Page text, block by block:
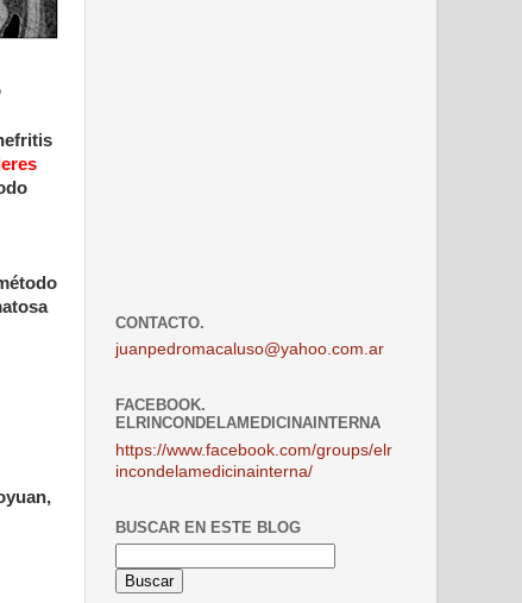
CONTACTO.
juanpedromacaluso@yahoo.com.ar
FACEBOOK.
ELRINCONDELAMEDICINAINTERNA
https://www.facebook.com/groups/elr
incondelamedicinainterna/
BUSCAR EN ESTE BLOG